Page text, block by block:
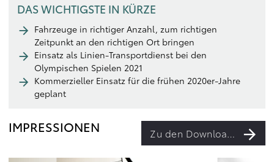
DAS WICHTIGSTE IN KÜRZE
Fahrzeuge in richtiger Anzahl, zum richtigen
Zeitpunkt an den richtigen Ort bringen
Einsatz als Linien-Transportdienst bei den
Olympischen Spielen 2021
Kommerzieller Einsatz für die frühen 2020er-Jahre
geplant
IMPRESSIONEN Zu den Downloads